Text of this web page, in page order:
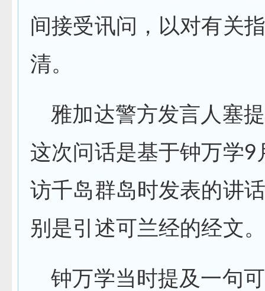
间接受讯问，以对有关
清。
雅加达警方发言人塞
这次问话是基于钟万学9
访千岛群岛时发表的讲
别是引述可兰经的经文。
钟万学当时提及一句